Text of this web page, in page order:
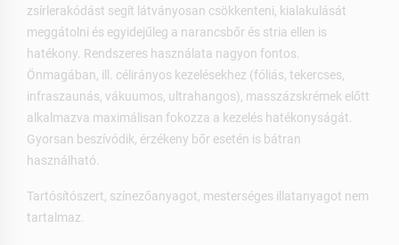
zsírlerakódást segít látványosan csökkenteni, kialakulását
meggátolni és egyidejűleg a narancsbőr és stria ellen is
hatékony. Rendszeres használata nagyon fontos.
Önmagában, ill. célirányos kezelésekhez (fóliás, tekercses,
infraszaunás, vákuumos, ultrahangos), masszázskrémek előtt
alkalmazva maximálisan fokozza a kezelés hatékonyságát.
Gyorsan beszívódik, érzékeny bőr esetén is bátran
használható.
Tartósítószert, színezőanyagot, mesterséges illatanyagot nem
tartalmaz.